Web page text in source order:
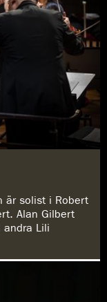
är solist i Robert
Alan Gilbert
andra Lili